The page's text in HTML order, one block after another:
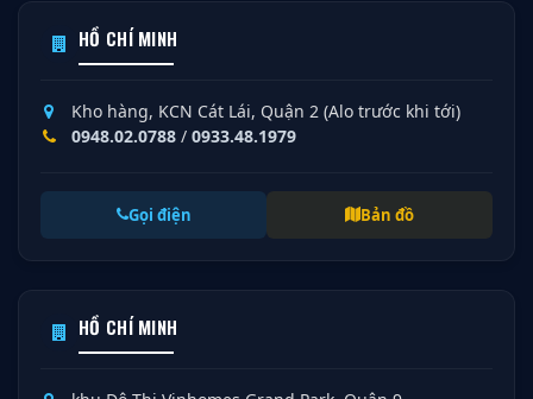
HỒ CHÍ MINH
Kho hàng, KCN Cát Lái, Quận 2 (Alo trước khi tới)
0948.02.0788 / 0933.48.1979
Gọi điện Bản đồ
HỒ CHÍ MINH